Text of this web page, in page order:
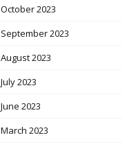
October 2023
September 2023
August 2023
July 2023
June 2023
March 2023